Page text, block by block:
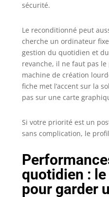
sécurité.
Le reconditionné peut
cherche un ordinateur
gestion du quotidien et
revanche, il ne faut pas
machine de création
fiche met l’accent sur la
pas sur une carte
Si votre priorité est un
sans complication, le
quotidien :
pour garder